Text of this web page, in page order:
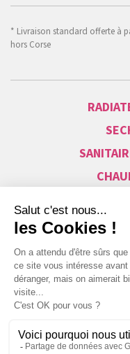
* Livraison standard offerte à
hors Corse